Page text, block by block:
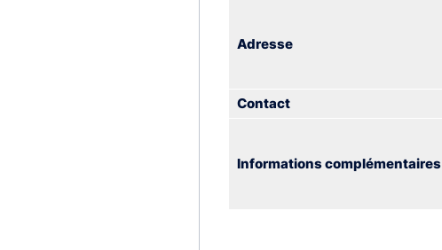
Adresse
Contact
Informations complémentaires